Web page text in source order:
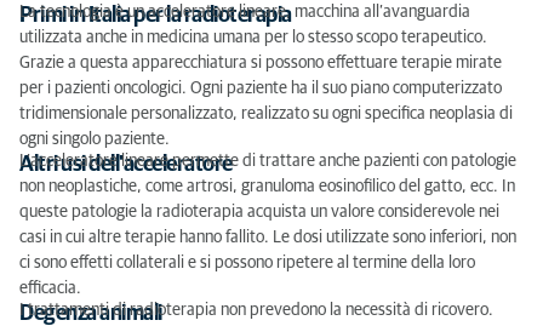
Primi in Italia per la radioterapia
La tecnologia è un acceleratore lineare, macchina all’avanguardia
utilizzata anche in medicina umana per lo stesso scopo terapeutico.
Grazie a questa apparecchiatura si possono effettuare terapie mirate
per i pazienti oncologici. Ogni paziente ha il suo piano computerizzato
tridimensionale personalizzato, realizzato su ogni specifica neoplasia di
ogni singolo paziente.
Altri usi dell'acceleratore
L’acceleratore lineare permette di trattare anche pazienti con patologie
non neoplastiche, come artrosi, granuloma eosinofilico del gatto, ecc. In
queste patologie la radioterapia acquista un valore considerevole nei
casi in cui altre terapie hanno fallito. Le dosi utilizzate sono inferiori, non
ci sono effetti collaterali e si possono ripetere al termine della loro
efficacia.
Degenza animali
I trattamenti di radioterapia non prevedono la necessità di ricovero.